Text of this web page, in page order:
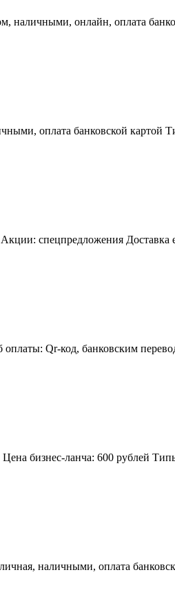
онлайн, оплата
оплата банковской картой
спецпредложения Доставка
Qr-код, банковским
бизнес-ланча: 600 рублей
наличными, оплата